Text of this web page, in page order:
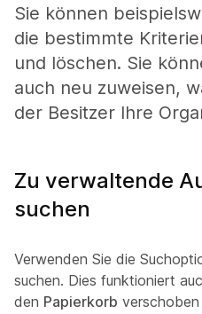
Sie können
die bestimmte
und löschen. Sie
auch neu zuweisen,
der Besitzer Ihre
Zu verwaltende
suchen
Verwenden Sie die
suchen. Dies funktioniert
den Papierkorb